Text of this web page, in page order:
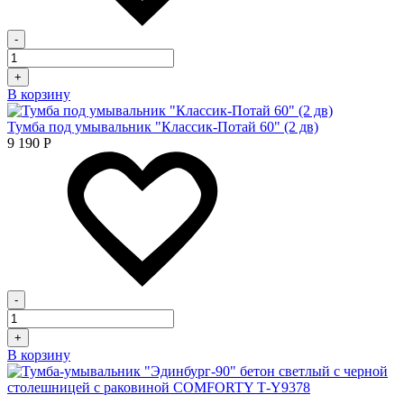
-
+
В корзину
Тумба под умывальник "Классик-Потай 60" (2 дв)
9 190 Р
-
+
В корзину